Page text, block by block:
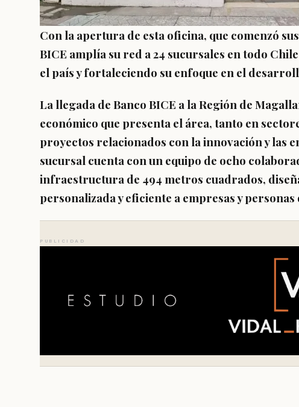
Con la apertura de esta oficina, que comenzó
BICE amplía su red a 24 sucursales en todo
el país y fortaleciendo su enfoque en el
La llegada de Banco BICE a la Región de
económico que presenta el área, tanto en
proyectos relacionados con la innovación y las
sucursal cuenta con un equipo de ocho
infraestructura de 494 metros cuadrados,
personalizada y eficiente a empresas y
PUBLICIDAD